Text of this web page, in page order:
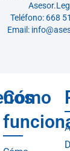
Teléfono: 668
Email:
Cómo